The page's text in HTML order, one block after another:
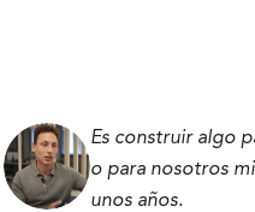
Es construir algo
o para nosotros
unos años.